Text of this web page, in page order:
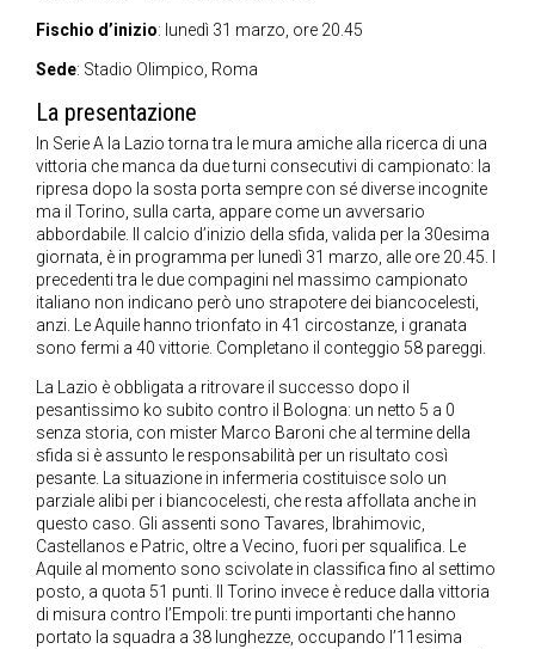
Fischio d’inizio: lunedì 31 marzo, ore 20.45
Sede: Stadio Olimpico, Roma
La presentazione
In Serie A la Lazio torna tra le mura amiche alla ricerca di una
vittoria che manca da due turni consecutivi di campionato: la
ripresa dopo la sosta porta sempre con sé diverse incognite
ma il Torino, sulla carta, appare come un avversario
abbordabile. Il calcio d’inizio della sfida, valida per la 30esima
giornata, è in programma per lunedì 31 marzo, alle ore 20.45. I
precedenti tra le due compagini nel massimo campionato
italiano non indicano però uno strapotere dei biancocelesti,
anzi. Le Aquile hanno trionfato in 41 circostanze, i granata
sono fermi a 40 vittorie. Completano il conteggio 58 pareggi.
La Lazio è obbligata a ritrovare il successo dopo il
pesantissimo ko subito contro il Bologna: un netto 5 a 0
senza storia, con mister Marco Baroni che al termine della
sfida si è assunto le responsabilità per un risultato così
pesante. La situazione in infermeria costituisce solo un
parziale alibi per i biancocelesti, che resta affollata anche in
questo caso. Gli assenti sono Tavares, Ibrahimovic,
Castellanos e Patric, oltre a Vecino, fuori per squalifica. Le
Aquile al momento sono scivolate in classifica fino al settimo
posto, a quota 51 punti. Il Torino invece è reduce dalla vittoria
di misura contro l’Empoli: tre punti importanti che hanno
portato la squadra a 38 lunghezze, occupando l’11esima